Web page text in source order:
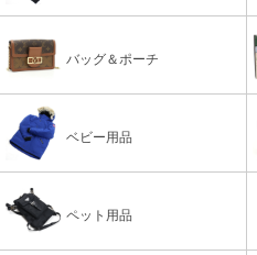
バッグ＆ポーチ
ベビー用品
ペット用品